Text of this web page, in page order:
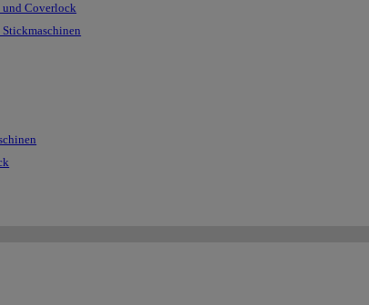
und Coverlock
Stickmaschinen